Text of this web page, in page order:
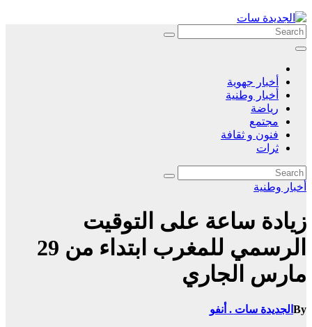
Skip
to
content
أخبار جهوية
أخبار وطنية
رياضة
مجتمع
فنون و ثقافة
ثرات
أخبار وطنية
زيادة ساعة على التوقيت
الرسمي للمغرب ابتداء من 29
مارس الجاري
By الجديدة سات . أنفو